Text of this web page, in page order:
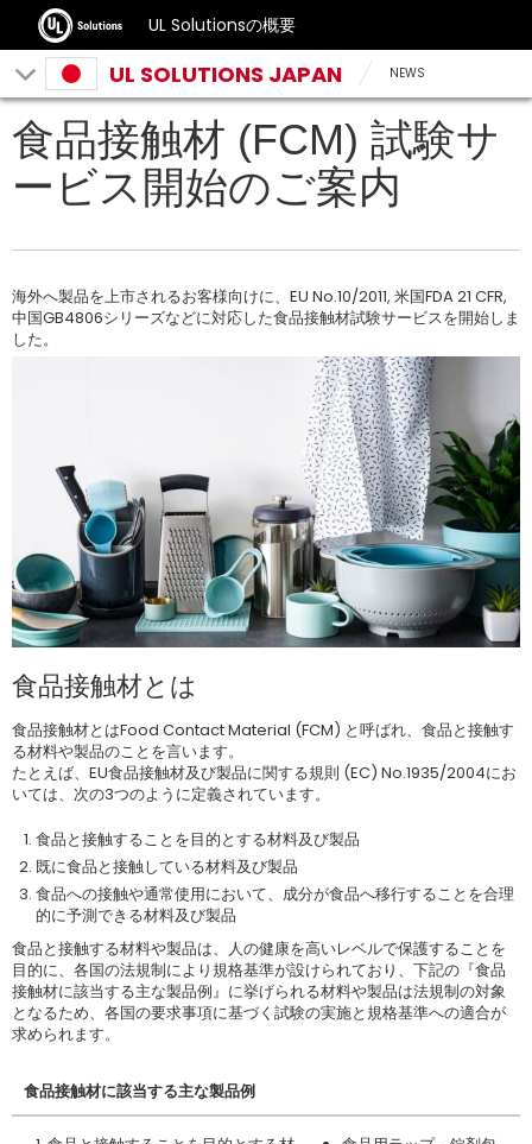
UL Solutionsの概要
UL SOLUTIONS JAPAN NEWS
食品接触材 (FCM) 試験サ
ービス開始のご案内
海外へ製品を上市されるお客様向けに、EU No.10/2011, 米国FDA 21 CFR,
中国GB4806シリーズなどに対応した食品接触材試験サービスを開始しま
した。
食品接触材とは
食品接触材とはFood Contact Material (FCM) と呼ばれ、食品と接触す
る材料や製品のことを言います。
たとえば、EU食品接触材及び製品に関する規則 (EC) No.1935/2004にお
いては、次の3つのように定義されています。
食品と接触することを目的とする材料及び製品
既に食品と接触している材料及び製品
食品への接触や通常使用において、成分が食品へ移行することを合理
的に予測できる材料及び製品
食品と接触する材料や製品は、人の健康を高いレベルで保護することを
目的に、各国の法規制により規格基準が設けられており、下記の『食品
接触材に該当する主な製品例』に挙げられる材料や製品は法規制の対象
となるため、各国の要求事項に基づく試験の実施と規格基準への適合が
求められます。
食品接触材に該当する主な製品例